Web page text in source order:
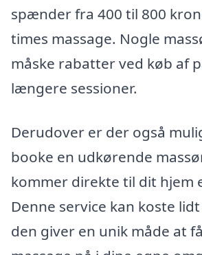
spænder fra 400 til 800
times massage. Nogle
måske rabatter ved køb af
længere sessioner.
Derudover er der også
booke en udkørende
kommer direkte til dit hjem
Denne service kan koste
den giver en unik måde at